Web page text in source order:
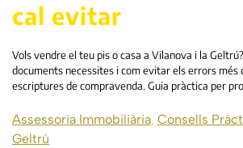
cal evitar
Vols vendre el teu pis o casa a Vilanova i la
documents necessites i com evitar els errors més
escriptures de compravenda. Guia pràctica per
Assessoria Immobiliària, Consells
Geltrú